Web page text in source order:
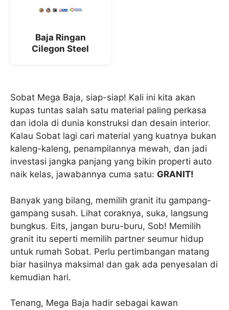
Baja Ringan
Cilegon Steel
Sobat Mega Baja, siap-siap! Kali ini kita akan
kupas tuntas salah satu material paling perkasa
dan idola di dunia konstruksi dan desain interior.
Kalau Sobat lagi cari material yang kuatnya bukan
kaleng-kaleng, penampilannya mewah, dan jadi
investasi jangka panjang yang bikin properti auto
naik kelas, jawabannya cuma satu: GRANIT!
Banyak yang bilang, memilih granit itu gampang-
gampang susah. Lihat coraknya, suka, langsung
bungkus. Eits, jangan buru-buru, Sob! Memilih
granit itu seperti memilih partner seumur hidup
untuk rumah Sobat. Perlu pertimbangan matang
biar hasilnya maksimal dan gak ada penyesalan di
kemudian hari.
Tenang, Mega Baja hadir sebagai kawan